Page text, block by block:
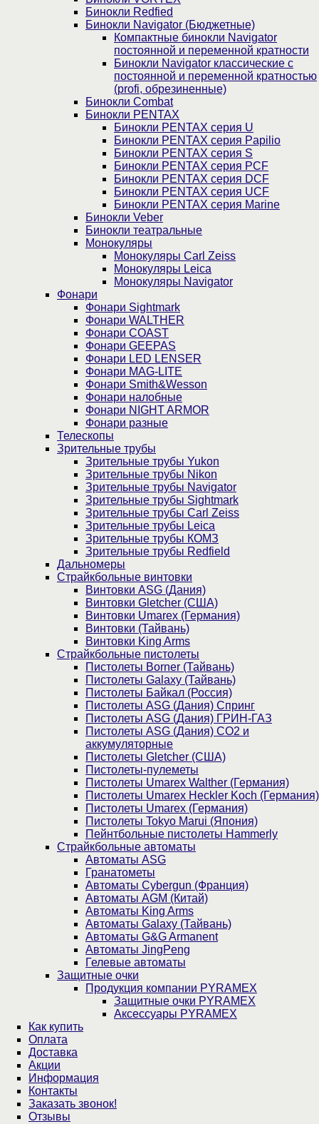
Бинокли Redfied
Бинокли Navigator (Бюджетные)
Компактные бинокли Navigator
постоянной и переменной кратности
Бинокли Navigator классические с
постоянной и переменной кратностью
(profi, обрезиненные)
Бинокли Combat
Бинокли PENTAX
Бинокли PENTAX серия U
Бинокли PENTAX серия Papilio
Бинокли PENTAX серия S
Бинокли PENTAX серия PCF
Бинокли PENTAX серия DCF
Бинокли PENTAX серия UCF
Бинокли PENTAX серия Marine
Бинокли Veber
Бинокли театральные
Монокуляры
Монокуляры Carl Zeiss
Монокуляры Leica
Монокуляры Navigator
Фонари
Фонари Sightmark
Фонари WALTHER
Фонари COAST
Фонари GEEPAS
Фонари LED LENSER
Фонари MAG-LITE
Фонари Smith&Wesson
Фонари налобные
Фонари NIGHT ARMOR
Фонари разные
Телескопы
Зрительные трубы
Зрительные трубы Yukon
Зрительные трубы Nikon
Зрительные трубы Navigator
Зрительные трубы Sightmark
Зрительные трубы Carl Zeiss
Зрительные трубы Leica
Зрительные трубы КОМЗ
Зрительные трубы Redfield
Дальномеры
Страйкбольные винтовки
Винтовки ASG (Дания)
Винтовки Gletcher (США)
Винтовки Umarex (Германия)
Винтовки (Тайвань)
Винтовки King Arms
Страйкбольные пистолеты
Пистолеты Borner (Тайвань)
Пистолеты Galaxy (Тайвань)
Пистолеты Байкал (Россия)
Пистолеты ASG (Дания) Спринг
Пистолеты ASG (Дания) ГРИН-ГАЗ
Пистолеты ASG (Дания) CO2 и
аккумуляторные
Пистолеты Gletcher (США)
Пистолеты-пулеметы
Пистолеты Umarex Walther (Германия)
Пистолеты Umarex Heckler Koch (Германия)
Пистолеты Umarex (Германия)
Пистолеты Tokyo Marui (Япония)
Пейнтбольные пистолеты Hammerly
Страйкбольные автоматы
Автоматы ASG
Гранатометы
Автоматы Cybergun (Франция)
Автоматы AGM (Китай)
Автоматы King Arms
Автоматы Galaxy (Тайвань)
Автоматы G&G Armanent
Автоматы JingPeng
Гелевые автоматы
Защитные очки
Продукция компании PYRAMEX
Защитные очки PYRAMEX
Аксессуары PYRAMEX
Как купить
Оплата
Доставка
Акции
Информация
Контакты
Заказать звонок!
Отзывы